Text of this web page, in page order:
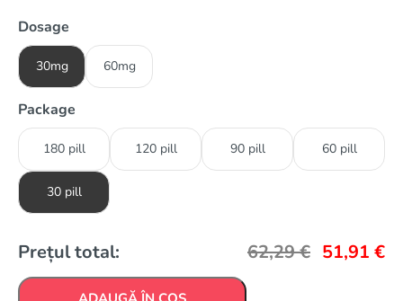
Dosage
30mg 60mg
Package
180 pill 120 pill 90 pill 60 pill
30 pill
Prețul total: 62,29€ 51,91 €